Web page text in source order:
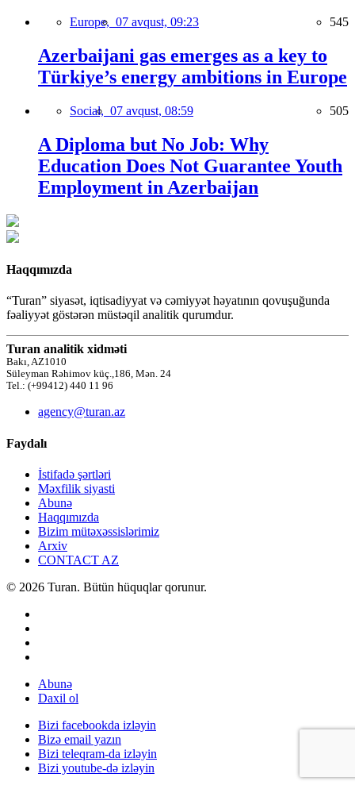
Europe, 07 avqust, 09:23 545
Azerbaijani gas emerges as a key to
Türkiye’s energy ambitions in Europe
Social, 07 avqust, 08:59 505
A Diploma but No Job: Why
Education Does Not Guarantee Youth
Employment in Azerbaijan
Haqqımızda
“Turan” siyasət, iqtisadiyyat və cəmiyyət həyatının qovuşuğunda
fəaliyyət göstərən müstəqil analitik qurumdur.
Turan analitik xidməti
Bakı, AZ1010
Süleyman Rəhimov küç.,186, Mən. 24
Tel.: (+99412) 440 11 96
agency@turan.az
Faydalı
İstifadə şərtləri
Məxfilik siyasti
Abunə
Haqqımızda
Bizim mütəxəssislərimiz
Arxiv
CONTACT AZ
© 2026 Turan. Bütün hüquqlar qorunur.
Abunə
Daxil ol
Bizi facebookda izləyin
Bizə email yazın
Bizi teleqram-da izləyin
Bizi youtube-də izləyin